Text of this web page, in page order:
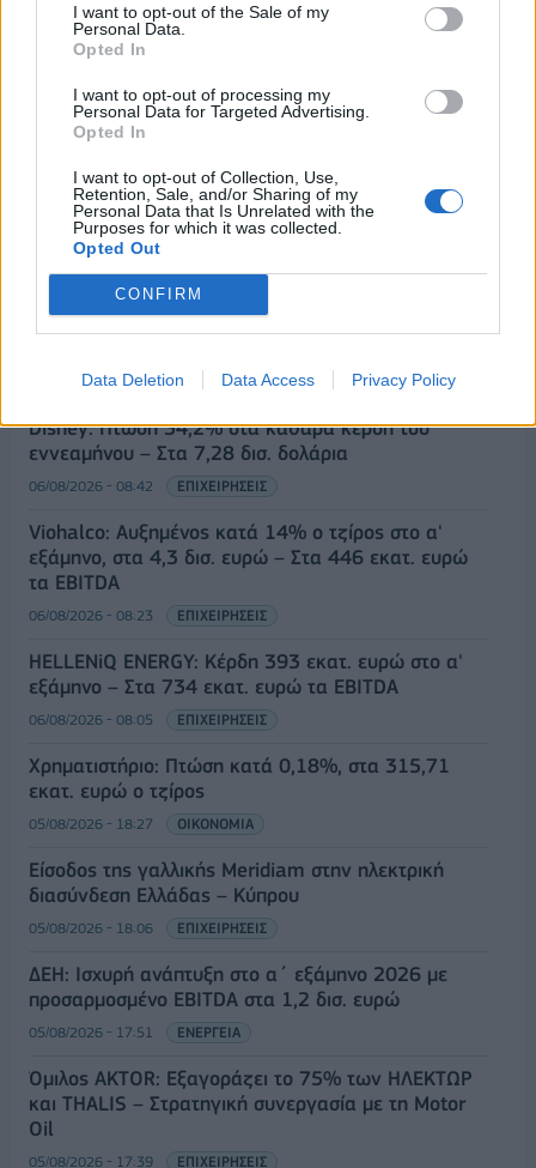
I want to opt-out of the Sale of my
Personal Data.
Opted In
I want to opt-out of processing my
Personal Data for Targeted Advertising.
Opted In
I want to opt-out of Collection, Use,
Retention, Sale, and/or Sharing of my
Personal Data that Is Unrelated with the
Purposes for which it was collected.
Opted Out
CONFIRM
Data Deletion Data Access Privacy Policy
ΡΟΗ ΕΙΔΗΣΕΩΝ
Ιός Δυτικού Νείλου: Στα 65 τα κρούσματα στην
Ελλάδα – 23 νέα μέσα σε μία εβδομάδα, έξι
06/08/2026 - 08:54 ΕΛΛΑΔΑ
Disney: Πτώση 34,2% στα καθαρά κέρδη του
εννεαμήνου – Στα 7,28 δισ. δολάρια
06/08/2026 - 08:42 ΕΠΙΧΕΙΡΗΣΕΙΣ
Viohalco: Αυξημένος κατά 14% ο τζίρος στο α'
εξάμηνο, στα 4,3 δισ. ευρώ – Στα 446 εκατ. ευρώ
τα EBITDA
06/08/2026 - 08:23 ΕΠΙΧΕΙΡΗΣΕΙΣ
HELLENiQ ENERGY: Κέρδη 393 εκατ. ευρώ στο α'
εξάμηνο – Στα 734 εκατ. ευρώ τα EBITDA
06/08/2026 - 08:05 ΕΠΙΧΕΙΡΗΣΕΙΣ
Χρηματιστήριο: Πτώση κατά 0,18%, στα 315,71
εκατ. ευρώ ο τζίρος
05/08/2026 - 18:27 ΟΙΚΟΝΟΜΙΑ
Είσοδος της γαλλικής Meridiam στην ηλεκτρική
διασύνδεση Ελλάδας – Κύπρου
05/08/2026 - 18:06 ΕΠΙΧΕΙΡΗΣΕΙΣ
ΔΕΗ: Ισχυρή ανάπτυξη στο α΄ εξάμηνο 2026 με
προσαρμοσμένο EBITDA στα 1,2 δισ. ευρώ
05/08/2026 - 17:51 ΕΝΕΡΓΕΙΑ
Όμιλος AKTOR: Εξαγοράζει το 75% των ΗΛΕΚΤΩΡ
και THALIS – Στρατηγική συνεργασία με τη Motor
Oil
05/08/2026 - 17:39 ΕΠΙΧΕΙΡΗΣΕΙΣ